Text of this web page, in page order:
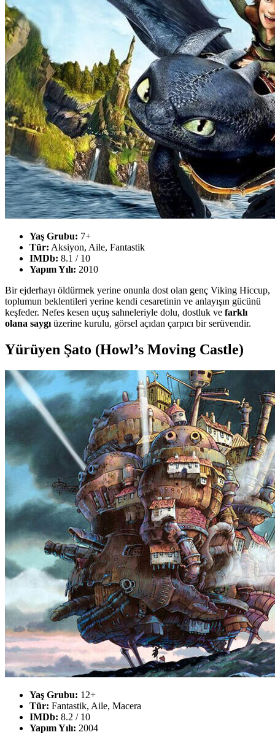
Yaş Grubu: 7+
Tür: Aksiyon, Aile, Fantastik
IMDb: 8.1 / 10
Yapım Yılı: 2010
Bir ejderhayı öldürmek yerine onunla dost olan genç Viking Hiccup,
toplumun beklentileri yerine kendi cesaretinin ve anlayışın gücünü
keşfeder. Nefes kesen uçuş sahneleriyle dolu, dostluk ve farklı
olana saygıüzerine kurulu, görsel açıdan çarpıcı bir serüvendir.
Yürüyen Şato (Howl’s Moving Castle)
Yaş Grubu: 12+
Tür: Fantastik, Aile, Macera
IMDb: 8.2 / 10
Yapım Yılı: 2004